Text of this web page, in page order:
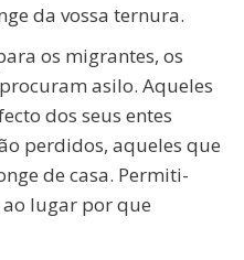
da vossa ternura.
os migrantes, os
asilo. Aqueles
dos seus entes
perdidos, aqueles que
de casa. Permiti-
ao lugar por que